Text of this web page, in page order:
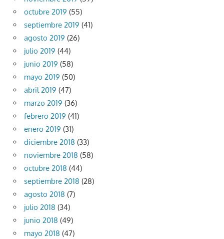
octubre 2019 (55)
septiembre 2019 (41)
agosto 2019 (26)
julio 2019 (44)
junio 2019 (58)
mayo 2019 (50)
abril 2019 (47)
marzo 2019 (36)
febrero 2019 (41)
enero 2019 (31)
diciembre 2018 (33)
noviembre 2018 (58)
octubre 2018 (44)
septiembre 2018 (28)
agosto 2018 (7)
julio 2018 (34)
junio 2018 (49)
mayo 2018 (47)